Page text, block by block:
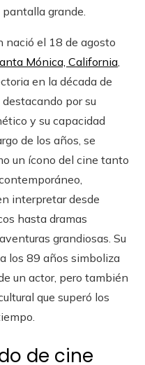
grande.
nació el 18 de agosto
Mónica, California,
en la década de
por su
y su capacidad
de los años, se
un ícono del cine tanto
interpretar desde
hasta dramas
grandiosas. Su
los 89 años simboliza
un actor, pero también
que superó los
de cine